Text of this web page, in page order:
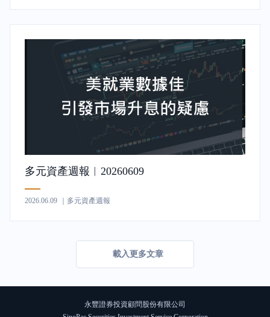
多元資產週報︱20260609
2026.06.09 ｜多元資產週報
載入更多文章
永豐證券投資顧問股份有限公司